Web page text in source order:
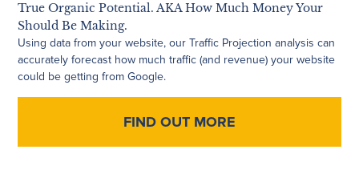
True Organic Potential. AKA How Much Money Your
Should Be Making.
Using data from your website, our Traffic Projection analysis can
accurately forecast how much traffic (and revenue) your website
could be getting from Google.
FIND OUT MORE